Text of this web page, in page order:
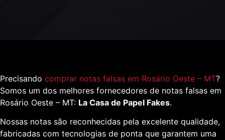
Precisando comprar notas falsas em Rosário Oeste – MT?
Somos um dos melhores fornecedores de notas falsas em
Rosário Oeste – MT: La Casa de Papel Fakes.
Nossas notas são reconhecidas pela excelente qualidade,
fabricadas com tecnologias de ponta que garantem uma